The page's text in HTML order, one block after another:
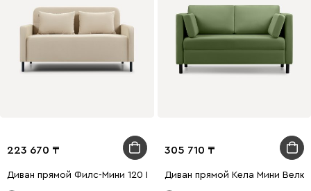
223 670
Диван прямой Филс-Мини 120 Велюр Бежевый
305 710
Диван прямой Кела Мини